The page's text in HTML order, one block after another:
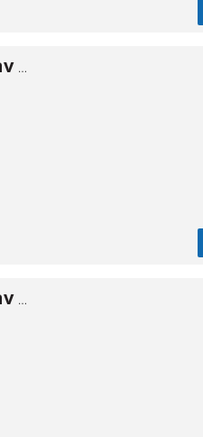
Vinkel 90° utv/inv MS 3/8"
Vinkel 90° utv/inv MS 1/2"